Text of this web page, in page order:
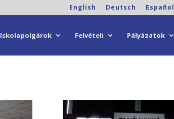
English Deutsch Español
Iskolapolgárok Felvételi Pályázatok